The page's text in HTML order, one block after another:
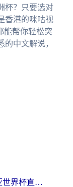
杯？只要选对
香港的咪咕视
能帮你轻松突
中文解说，
在国外怎么看美国 vs 澳大利亚世界杯直播？海外党必藏的中文解说观赛指南